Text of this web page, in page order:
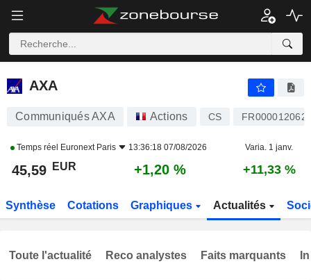
AXA
AXA
Communiqués AXA Actions CS
Temps réel Euronext Paris 13:36:18 07/08/2026 Varia. 1 janv.
45,59 EUR +1,20 % +11,33 %
Synthèse Cotations Graphiques Actualités
Toute l'actualité Reco analystes Faits marquants